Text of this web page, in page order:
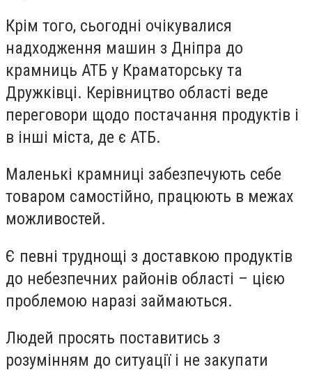
Крім того, сьогодні очікувалися
надходження машин з Дніпра до
крамниць АТБ у Краматорську та
Дружківці. Керівництво області веде
переговори щодо постачання продуктів і
в інші міста, де є АТБ.
Маленькі крамниці забезпечують себе
товаром самостійно, працюють в межах
можливостей.
Є певні труднощі з доставкою продуктів
до небезпечних районів області – цією
проблемою наразі займаються.
Людей просять поставитись з
розумінням до ситуації і не закупати